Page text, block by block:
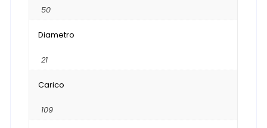
50
Diametro
21
Carico
109